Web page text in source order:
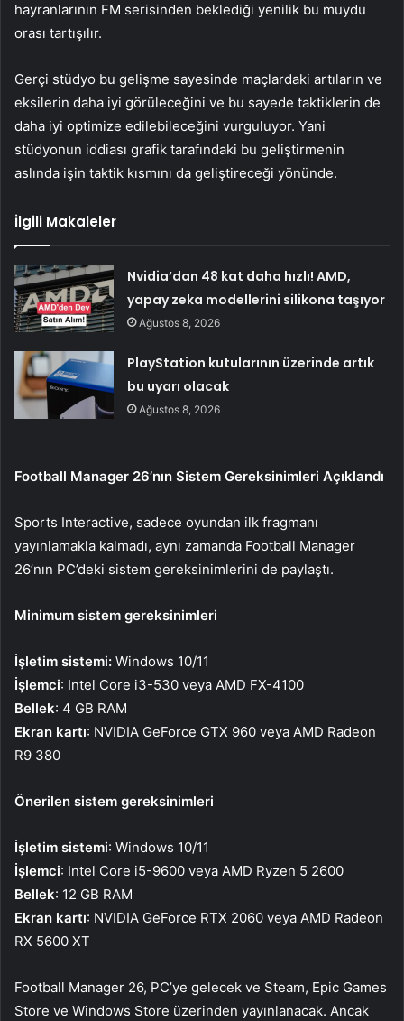
hayranlarının FM serisinden beklediği yenilik bu muydu
orası tartışılır.
Gerçi stüdyo bu gelişme sayesinde maçlardaki artıların ve
eksilerin daha iyi görüleceğini ve bu sayede taktiklerin de
daha iyi optimize edilebileceğini vurguluyor. Yani
stüdyonun iddiası grafik tarafındaki bu geliştirmenin
aslında işin taktik kısmını da geliştireceği yönünde.
İlgili Makaleler
Nvidia’dan 48 kat daha hızlı! AMD,
yapay zeka modellerini silikona taşıyor
Ağustos 8, 2026
PlayStation kutularının üzerinde artık
bu uyarı olacak
Ağustos 8, 2026
Football Manager 26’nın Sistem Gereksinimleri Açıklandı
Sports Interactive, sadece oyundan ilk fragmanı
yayınlamakla kalmadı, aynı zamanda Football Manager
26’nın PC’deki sistem gereksinimlerini de paylaştı.
Minimum sistem gereksinimleri
İşletim sistemi: Windows 10/11
İşlemci: Intel Core i3-530 veya AMD FX-4100
Bellek: 4 GB RAM
Ekran kartı: NVIDIA GeForce GTX 960 veya AMD Radeon
R9 380
Önerilen sistem gereksinimleri
İşletim sistemi: Windows 10/11
İşlemci: Intel Core i5-9600 veya AMD Ryzen 5 2600
Bellek: 12 GB RAM
Ekran kartı: NVIDIA GeForce RTX 2060 veya AMD Radeon
RX 5600 XT
Football Manager 26, PC’ye gelecek ve Steam, Epic Games
Store ve Windows Store üzerinden yayınlanacak. Ancak